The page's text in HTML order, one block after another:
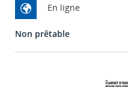
En ligne
Non prêtable